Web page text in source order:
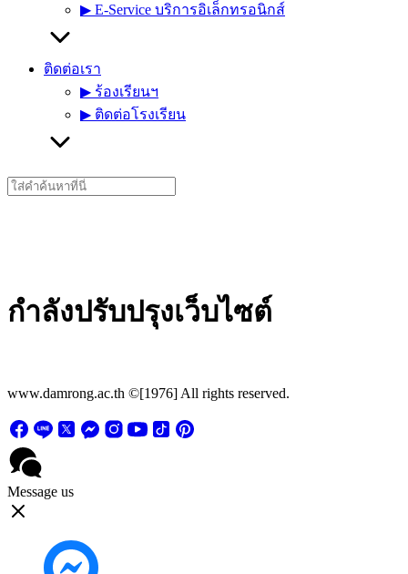
▶︎ E-Service บริการอิเล็กทรอนิกส์
ติดต่อเรา
▶︎ ร้องเรียนฯ
▶︎ ติดต่อโรงเรียน
Search
for:
กำลังปรับปรุงเว็บไซต์
www.damrong.ac.th ©[1976] All rights reserved.
Message us